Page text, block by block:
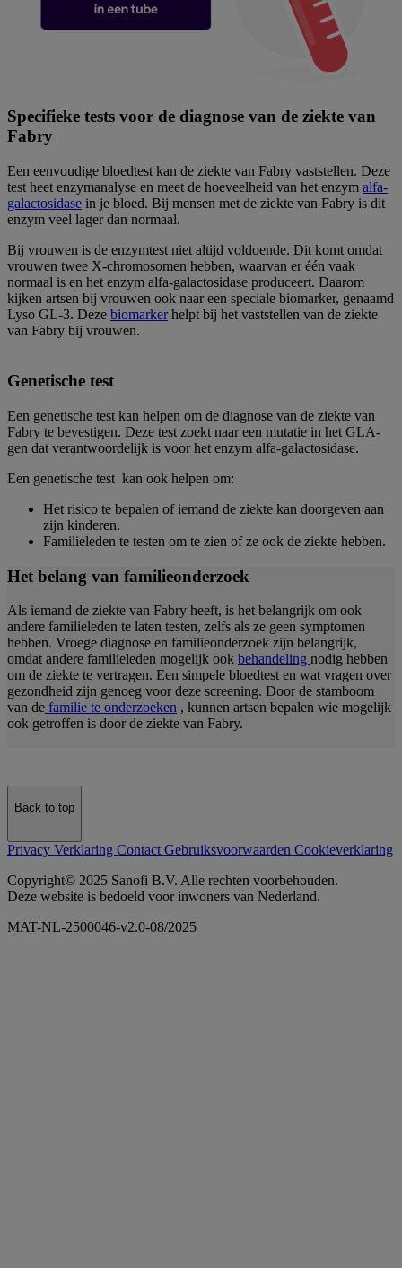
Specifieke tests voor de diagnose van de ziekte van
Fabry
Een eenvoudige bloedtest kan de ziekte van Fabry vaststellen. Deze
test heet enzymanalyse en meet de hoeveelheid van het enzym alfa-
galactosidase in je bloed. Bij mensen met de ziekte van Fabry is dit
enzym veel lager dan normaal.
Bij vrouwen is de enzymtest niet altijd voldoende. Dit komt omdat
vrouwen twee X-chromosomen hebben, waarvan er één vaak
normaal is en het enzym alfa-galactosidase produceert. Daarom
kijken artsen bij vrouwen ook naar een speciale biomarker, genaamd
Lyso GL-3. Deze biomarkerhelpt bij het vaststellen van de ziekte
van Fabry bij vrouwen.
Genetische test
Een genetische test kan helpen om de diagnose van de ziekte van
Fabry te bevestigen. Deze test zoekt naar een mutatie in het GLA-
gen dat verantwoordelijk is voor het enzym alfa-galactosidase.
Een genetische test kan ook helpen om:
Het risico te bepalen of iemand de ziekte kan doorgeven aan
zijn kinderen.
Familieleden te testen om te zien of ze ook de ziekte hebben.
Het belang van familieonderzoek
Als iemand de ziekte van Fabry heeft, is het belangrijk om ook
andere familieleden te laten testen, zelfs als ze geen symptomen
hebben. Vroege diagnose en familieonderzoek zijn belangrijk,
omdat andere familieleden mogelijk ook behandeling nodig hebben
om de ziekte te vertragen. Een simpele bloedtest en wat vragen over
gezondheid zijn genoeg voor deze screening. Door de stamboom
van de familie te onderzoeken , kunnen artsen bepalen wie mogelijk
ook getroffen is door de ziekte van Fabry.
Back to top
Privacy Verklaring Contact Gebruiksvoorwaarden Cookieverklaring
Copyright© 2025 Sanofi B.V. Alle rechten voorbehouden.
Deze website is bedoeld voor inwoners van Nederland.
MAT-NL-2500046-v2.0-08/2025